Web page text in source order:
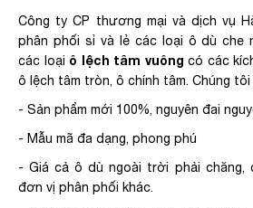
Công ty CP thương mại và dịch vụ
phân phối sỉ và lẻ các loại ô dù che
các loại ô lệch tâm vuông có các
ô lệch tâm tròn, ô chính tâm. Chúng tôi
- Sản phẩm mới 100%, nguyên đai
- Mẫu mã đa dạng, phong phú
- Giá cả ô dù ngoài trời phải chăng,
đơn vị phân phối khác.